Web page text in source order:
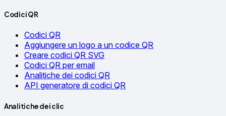
Codici QR
Codici QR
Aggiungere un logo a un codice QR
Creare codici QR SVG
Codici QR per email
Analitiche dei codici QR
API generatore di codici QR
Analitiche dei clic